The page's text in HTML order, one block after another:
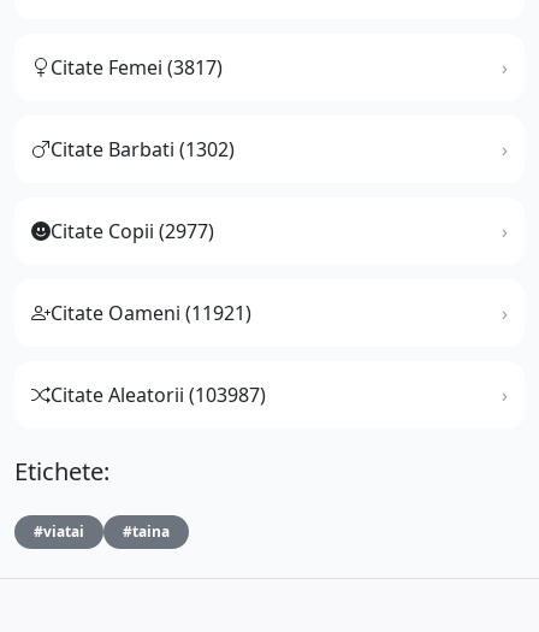
Citate Femei (3817)
Citate Barbati (1302)
Citate Copii (2977)
Citate Oameni (11921)
Citate Aleatorii (103987)
Etichete:
#viatai #taina